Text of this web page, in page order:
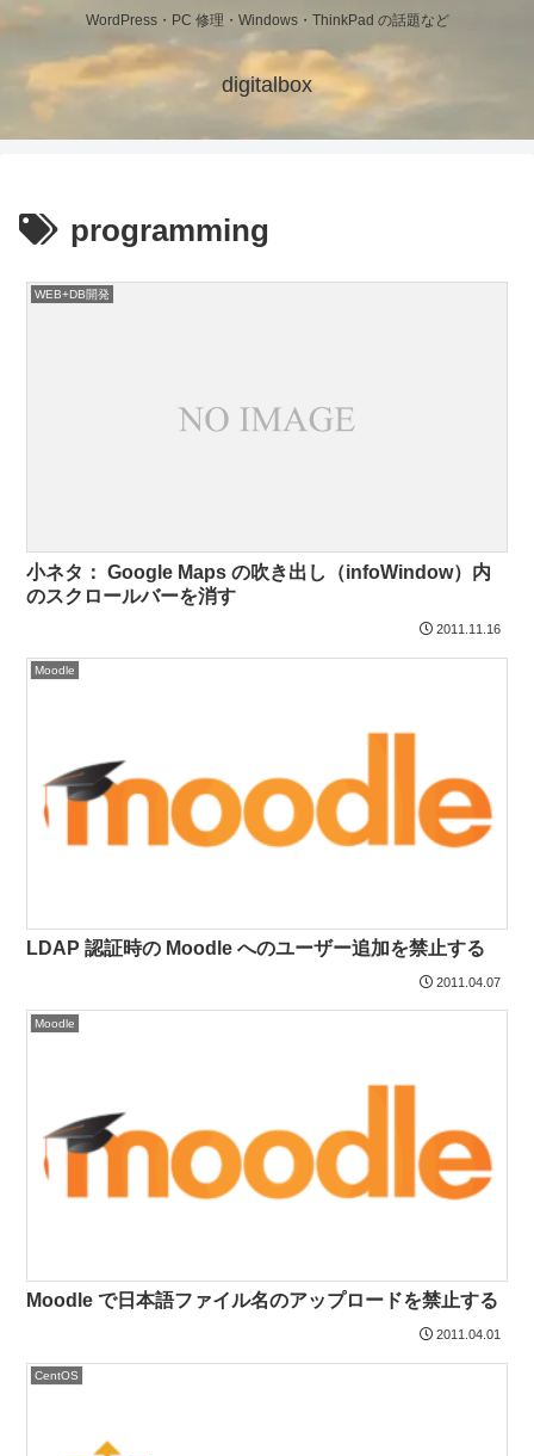
WordPress・PC 修理・Windows・ThinkPad の話題など
digitalbox
programming
WEB+DB開発
小ネタ： Google Maps の吹き出し（infoWindow）内
のスクロールバーを消す
2011.11.16
Moodle
LDAP 認証時の Moodle へのユーザー追加を禁止する
2011.04.07
Moodle
Moodle で日本語ファイル名のアップロードを禁止する
2011.04.01
CentOS